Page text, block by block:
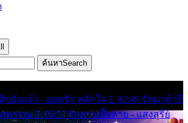
ค้นหาSearch
บยังแจ๋ว - ยอดรัก สลักใจ 2. 02:49 รักมาห้าปี
พรรณ 3. 05:57 รักสาวเสื้อลาย - แสงสุรีย์